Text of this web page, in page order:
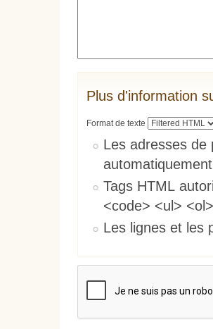
Plus d'information
Format de texte
Les adresses de
Tags HTML
<code> <ul>
Les lignes et les